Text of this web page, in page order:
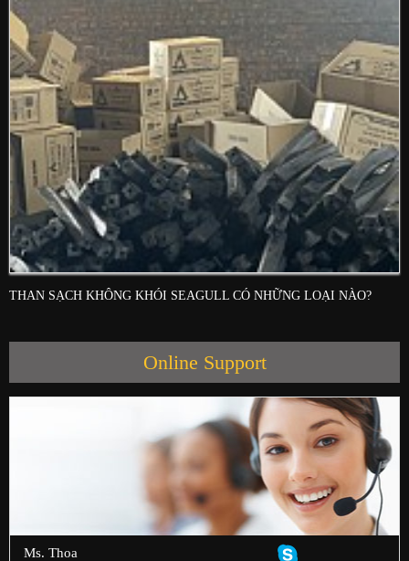
THAN SẠCH KHÔNG KHÓI SEAGULL CÓ NHỮNG LOẠI NÀO?
Online Support
Ms. Thoa